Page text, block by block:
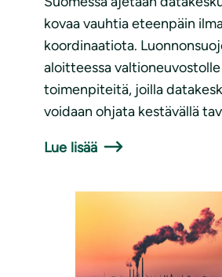
kovaa vauhtia eteenpäin
koordinaatiota.
aloitteessa
toimenpiteitä, joilla
voidaan ohjata kestävällä
Lue lisää